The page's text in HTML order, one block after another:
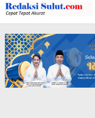
Lewati
ke
konten